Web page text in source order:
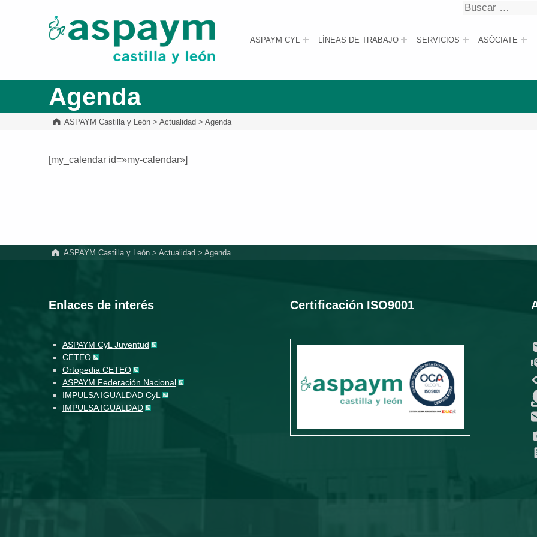
ASPAYM Castilla y León
ASPAYM CYL LÍNEAS DE TRABAJO SERVICIOS ASÓCIATE
Buscar
Agenda
ASPAYM Castilla y León >Actualidad >Agenda
[my_calendar id=»my-calendar»]
ASPAYM Castilla y León> Actualidad > Agenda
Enlaces de interés
ASPAYM CyL Juventud
CETEO
Ortopedia CETEO
ASPAYM Federación Nacional
IMPULSA IGUALDAD CyL
IMPULSA IGUALDAD
Certificación ISO9001